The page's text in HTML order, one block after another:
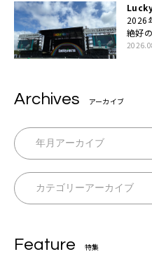
2026
絶好
Archives アーカイブ
Feature 特集